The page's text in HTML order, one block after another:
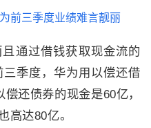
且通过借钱获取现金流的
三季度，华为用以偿还借
偿还债券的现金是60亿，
高达80亿。